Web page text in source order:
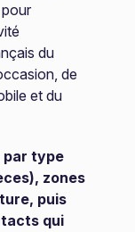
du
de
et du
par type
zones
puis
qui